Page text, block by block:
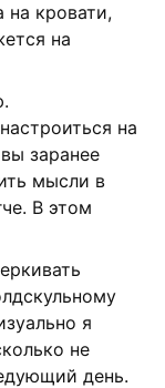
на кровати,
на
на
заранее
мысли в
В этом
я
не
день.